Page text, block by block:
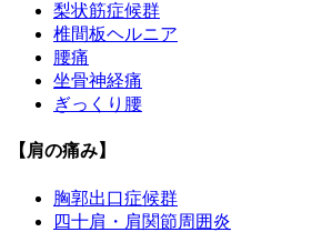
梨状筋症候群
椎間板ヘルニア
腰痛
坐骨神経痛
ぎっくり腰
【肩の痛み】
胸郭出口症候群
四十肩・肩関節周囲炎